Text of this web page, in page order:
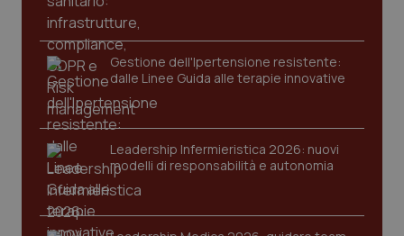
Sangue & coagulazione
Tiroide
Tumore al seno
Tumore ovarico
Tumori del Polmone & Testa Collo
Gestione dell'Ipertensione resistente:
dalle Linee Guida alle terapie innovative
Leadership Infermieristica 2026: nuovi
modelli di responsabilità e autonomia
Necessari
I cookie necessari contribuiscono a rendere fruibile il
sito web abilitandone funzionalità di base quali la
navigazione sulle pagine e l'accesso alle aree
protette del sito. Il sito web non è in grado di
funzionare correttamente senza questi cookie.
Nome
Fornitore / Dominio